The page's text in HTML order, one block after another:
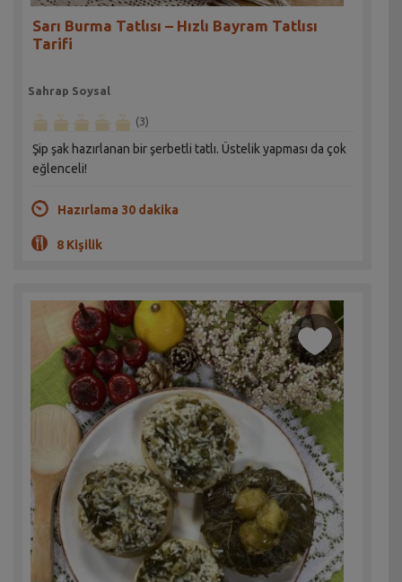
Sarı Burma Tatlısı – Hızlı Bayram Tatlısı
Tarifi
Sahrap Soysal
(3)
Şip şak hazırlanan bir şerbetli tatlı. Üstelik yapması da çok
eğlenceli!
Hazırlama 30 dakika
8 Kişilik